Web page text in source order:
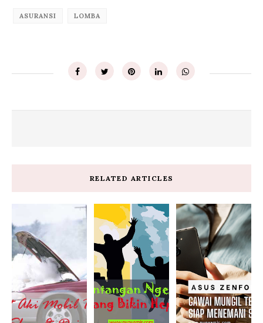
ASURANSI LOMBA
RELATED ARTICLES